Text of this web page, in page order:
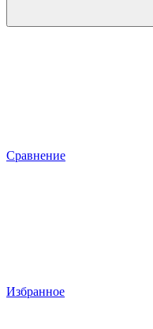
Сравнение
Избранное